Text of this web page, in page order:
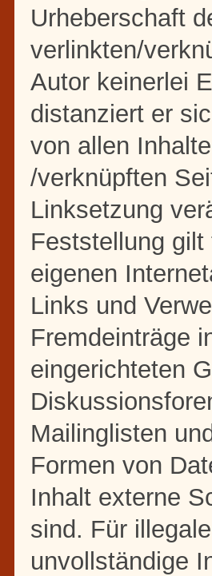
Urheberschaft
verlinkten/
Autor keinerlei
distanziert er
von allen
/verknüpften
Linksetzung
Feststellung
eigenen
Links und
Fremdeinträge
eingerichteten
Mailinglisten
Formen von
Inhalt externe
sind. Für
unvollständige